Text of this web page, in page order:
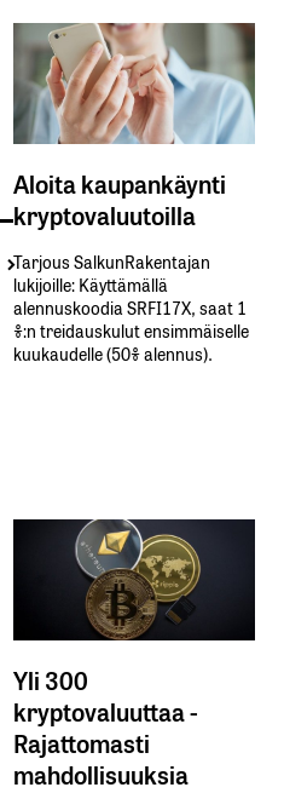
Aloita kaupankäynti
kryptovaluutoilla
Tarjous SalkunRakentajan
lukijoille: Käyttämällä​ ​
alennuskoodia​ ​SRFI17X,​ ​saat​ ​1
%:n treidauskulut​ ​ensimmäiselle​ ​
kuukaudelle​ ​(50%​ ​alennus).
Yli 300
kryptovaluuttaa -
Rajattomasti
mahdollisuuksia